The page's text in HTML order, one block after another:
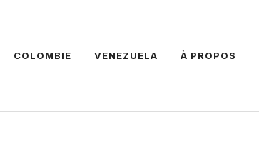
COLOMBIE VENEZUELA À PROPOS